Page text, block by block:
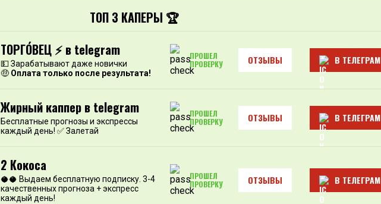
ТОП 3 КАПЕРЫ 🏆
ТОРГО́ВЕЦ ⚡️ в telegram
💵 Зарабатывают даже новички
🤑 Оплата только после результата!
ПРОШЕЛ
ПРОВЕРКУ
ОТЗЫВЫ В ТЕЛЕГРАМ
Жирный каппер в telegram
Бесплатные прогнозы и экспрессы
каждый день! ✅ Залетай
ПРОШЕЛ
ПРОВЕРКУ
ОТЗЫВЫ В ТЕЛЕГРАМ
2 Кокоса
🥥🥥 Выдаем бесплатную подписку. 3-4
качественных прогноза + экспресс
каждый день!
ПРОШЕЛ
ПРОВЕРКУ
ОТЗЫВЫ В ТЕЛЕГРАМ